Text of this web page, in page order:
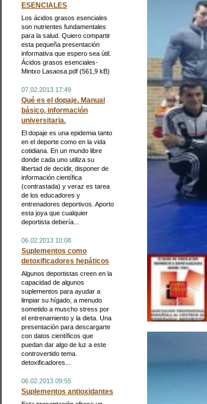
ESENCIALES
Los ácidos grasos esenciales
son nutrientes fundamentales
para la salud. Quiero compartir
esta pequeña presentación
informativa que espero sea útil.
Ácidos grasos esenciales-
Mintxo Lasaosa.pdf (561,9 kB)
07.02.2013 17:49
Qué es el dopaje. Manual
básico, información
universitaria.
El dopaje es una epidemia tanto
en el deporte como en la vida
cotidiana. En un mundo libre
donde cada uno utiliza su
libertad de decidir, disponer de
información científica
(contrastada) y veraz es tarea
de los educadores y
entrenadores deportivos. Aporto
esta joya que cualquier
deportista debería...
06.02.2013 10:08
Suplementos como
detoxificadores hepáticos
Algunos deportistas creen en la
capacidad de algunos
suplementos para ayudar a
limpiar su hígado, a menudo
sometido a muscho stress por
el entrenamiento y la dieta. Una
presentación para descargarte
con datos científicos que
puedan dar algo de luz a este
controvertido tema.
detoxificadores...
06.02.2013 09:55
Suplementos antioxidantes